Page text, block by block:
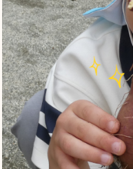
会社概要
投資家情報